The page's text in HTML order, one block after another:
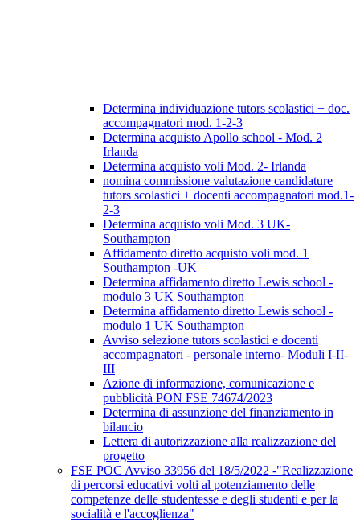
Determina individuazione tutors scolastici + doc.
accompagnatori mod. 1-2-3
Determina acquisto Apollo school - Mod. 2
Irlanda
Determina acquisto voli Mod. 2- Irlanda
nomina commissione valutazione candidature
tutors scolastici + docenti accompagnatori mod.1-
2-3
Determina acquisto voli Mod. 3 UK-
Southampton
Affidamento diretto acquisto voli mod. 1
Southampton -UK
Determina affidamento diretto Lewis school -
modulo 3 UK Southampton
Determina affidamento diretto Lewis school -
modulo 1 UK Southampton
Avviso selezione tutors scolastici e docenti
accompagnatori - personale interno- Moduli I-II-
III
Azione di informazione, comunicazione e
pubblicità PON FSE 74674/2023
Determina di assunzione del finanziamento in
bilancio
Lettera di autorizzazione alla realizzazione del
progetto
FSE POC Avviso 33956 del 18/5/2022 -"Realizzazione
di percorsi educativi volti al potenziamento delle
competenze delle studentesse e degli studenti e per la
socialità e l'accoglienza"